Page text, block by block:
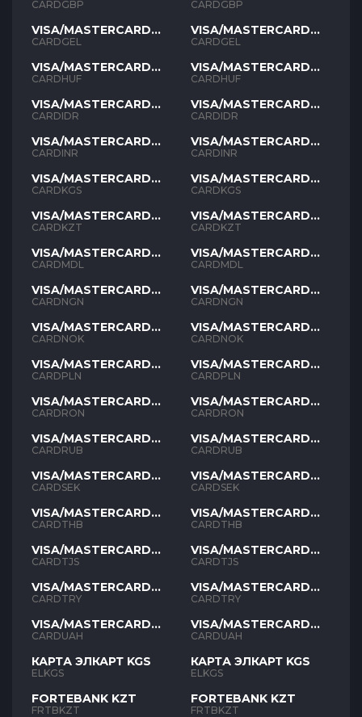
GBP
CARDGBP
VISA/MASTERCARD
GEL
CARDGEL
VISA/MASTERCARD
HUF
CARDHUF
VISA/MASTERCARD
IDR
CARDIDR
VISA/MASTERCARD
INR
CARDINR
VISA/MASTERCARD
KGS
CARDKGS
VISA/MASTERCARD
KZT
CARDKZT
VISA/MASTERCARD
MDL
CARDMDL
VISA/MASTERCARD
NGN
CARDNGN
VISA/MASTERCARD
NOK
CARDNOK
VISA/MASTERCARD
PLN
CARDPLN
VISA/MASTERCARD
RON
CARDRON
VISA/MASTERCARD
RUB
CARDRUB
VISA/MASTERCARD
SEK
CARDSEK
VISA/MASTERCARD
THB
CARDTHB
VISA/MASTERCARD
TJS
CARDTJS
VISA/MASTERCARD
TYR
CARDTRY
VISA/MASTERCARD
UAH
CARDUAH
КАРТА ЭЛКАРТ KGS
ELKGS
FORTEBANK KZT
FRTBKZT
GBP
CARDGBP
VISA/MASTERCARD
GEL
CARDGEL
VISA/MASTERCARD
HUF
CARDHUF
VISA/MASTERCARD
IDR
CARDIDR
VISA/MASTERCARD
INR
CARDINR
VISA/MASTERCARD
KGS
CARDKGS
VISA/MASTERCARD
KZT
CARDKZT
VISA/MASTERCARD
MDL
CARDMDL
VISA/MASTERCARD
NGN
CARDNGN
VISA/MASTERCARD
NOK
CARDNOK
VISA/MASTERCARD
PLN
CARDPLN
VISA/MASTERCARD
RON
CARDRON
VISA/MASTERCARD
RUB
CARDRUB
VISA/MASTERCARD
SEK
CARDSEK
VISA/MASTERCARD
THB
CARDTHB
VISA/MASTERCARD
TJS
CARDTJS
VISA/MASTERCARD
TYR
CARDTRY
VISA/MASTERCARD
UAH
CARDUAH
КАРТА ЭЛКАРТ KGS
ELKGS
FORTEBANK KZT
FRTBKZT